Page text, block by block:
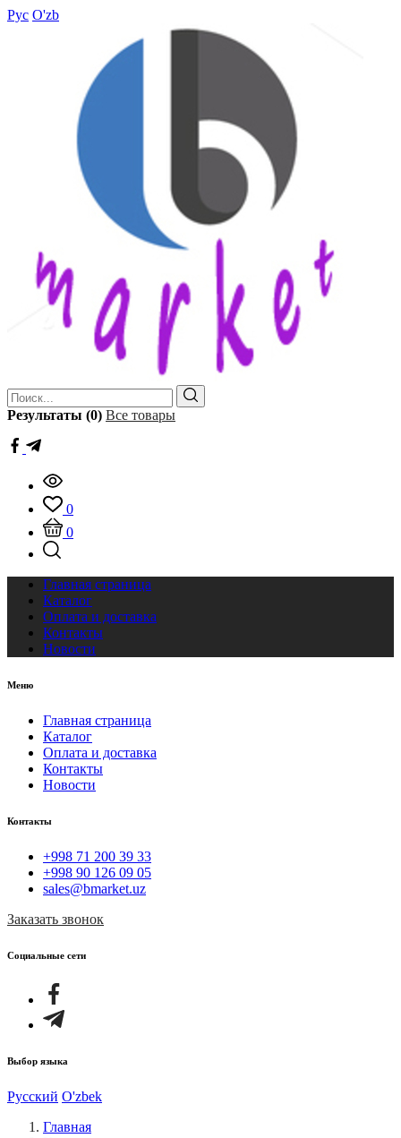
Рус O'zb
Результаты (0) Все товары
0
0
Главная страница
Каталог
Оплата и доставка
Контакты
Новости
Меню
Главная страница
Каталог
Оплата и доставка
Контакты
Новости
Контакты
+998 71 200 39 33
+998 90 126 09 05
sales@bmarket.uz
Заказать звонок
Социальные сети
Выбор языка
Русский O'zbek
Главная